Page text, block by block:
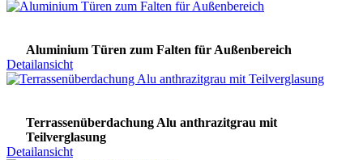
Aluminium Türen zum Falten für Außenbereich
Detailansicht
Terrassenüberdachung Alu anthrazitgrau mit
Teilverglasung
Detailansicht